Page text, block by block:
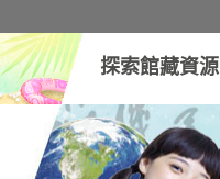
探索館藏資源